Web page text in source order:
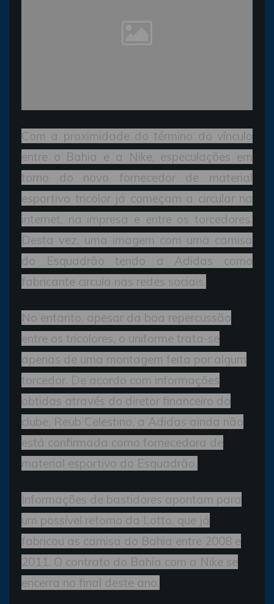
Com a proximidade do término do vínculo
entre o Bahia e a Nike, especulações em
torno do novo fornecedor de material
esportivo tricolor já começam a circular na
internet, na impresa e entre os torcedores.
Desta vez, uma imagem com uma camisa
do Esquadrão tendo a Adidas como
fabricante circula nas redes sociais.
No entanto, apesar da boa repercussão
entre os tricolores, o uniforme trata-se
apenas de uma montagem feita por algum
torcedor. De acordo com informações
obtidas através do diretor financeiro do
clube, Reub Celestino, a Adidas ainda não
está confirmada como fornecedora de
material esportivo do Esquadrão.
Informações de bastidores apontam para
um possível retorno da Lotto, que já
fabricou as camisa do Bahia entre 2008 e
2011. O contrato do Bahia com a Nike se
encerra no final deste ano.